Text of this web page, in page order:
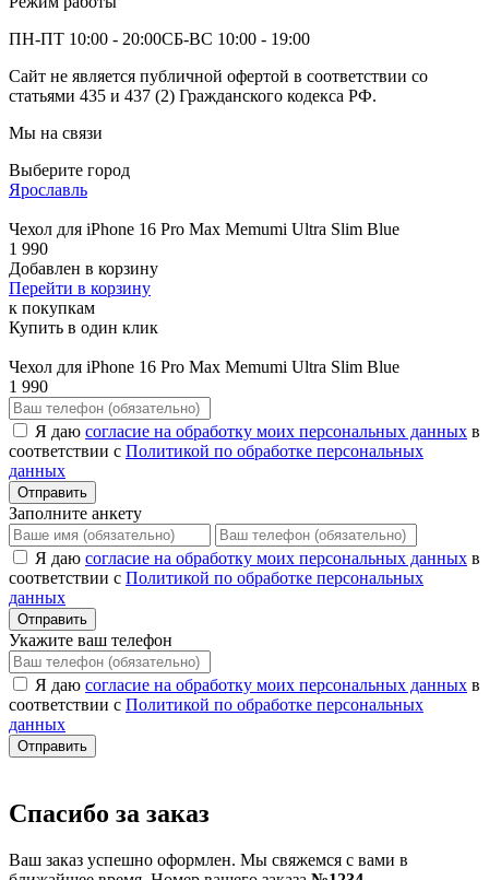
ПН-ПТ 10:00 - 20:00СБ-ВС 10:00 - 19:00
Сайт не является публичной офертой в соответствии со
статьями 435 и 437 (2) Гражданского кодекса РФ.
Мы на связи
Выберите город
Ярославль
Чехол для iPhone 16 Pro Max Memumi Ultra Slim Blue
1 990
Добавлен в корзину
Перейти в корзину
к покупкам
Купить в один клик
Чехол для iPhone 16 Pro Max Memumi Ultra Slim Blue
1 990
Я даю согласие на обработку моих персональных данных в
соответствии с Политикой по обработке персональных
данных
Отправить
Заполните анкету
Я даю согласие на обработку моих персональных данных в
соответствии с Политикой по обработке персональных
данных
Отправить
Укажите ваш телефон
Я даю согласие на обработку моих персональных данных в
соответствии с Политикой по обработке персональных
данных
Отправить
Спасибо за заказ
Ваш заказ успешно оформлен. Мы свяжемся с вами в